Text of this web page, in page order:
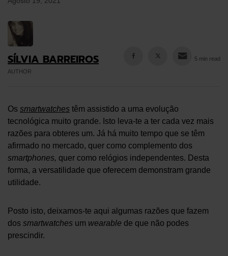
SÍLVIA BARREIROS
AUTHOR
5 min read
Os smartwatches têm assistido a uma evolução
tecnológica muito grande. Isto leva-te a ter cada vez mais
razões para obteres um. Já há muito tempo que se têm
afirmado no mercado, quer como complemento dos
smartphones, quer como relógios independentes. Desta
forma, a versatilidade que oferecem demonstram grande
utilidade.
Posto isto, deixamos-te aqui algumas razões que fazem
dos smartwatches um wearable de que não podes
prescindir.